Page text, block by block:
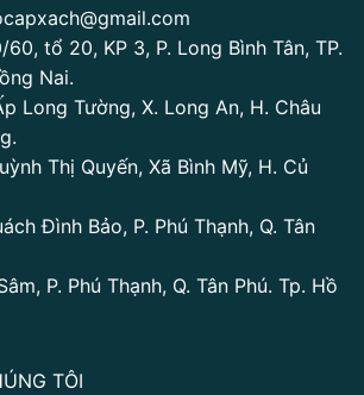
60, tổ 20, KP 3, P. Long Bình Tân, TP.
Nai.
Long Tường, X. Long An, H. Châu
Thị Quyến, Xã Bình Mỹ, H. Củ
Đình Bảo, P. Phú Thạnh, Q. Tân
P. Phú Thạnh, Q. Tân Phú. Tp. Hồ
TÔI